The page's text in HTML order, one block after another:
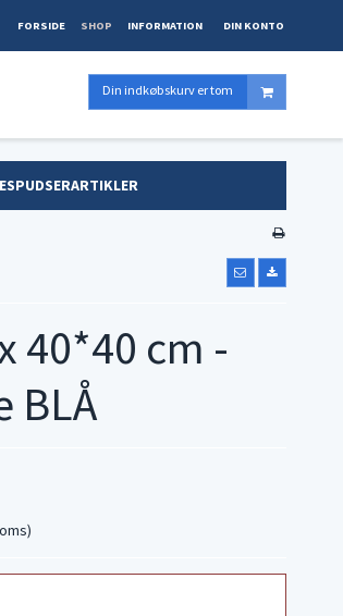
FORSIDE SHOP INFORMATION DIN KONTO
Din indkøbskurv er tom
40*40 cm -
BLÅ